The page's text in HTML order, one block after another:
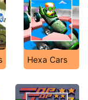
Hexa Cars